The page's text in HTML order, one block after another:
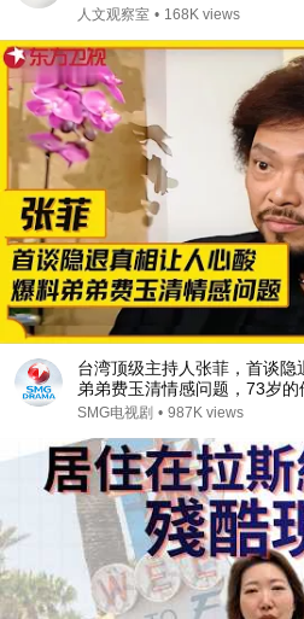
多」！！#林志玲 #蔡康永 #日本 #经济 #金融 #美国 #
人文观察室 • 168K views
台湾顶级主持人张菲，首谈
弟弟费玉清情感问题，73岁的
费玉清 #可凡倾听 FULL
SMG电视剧 • 987K views